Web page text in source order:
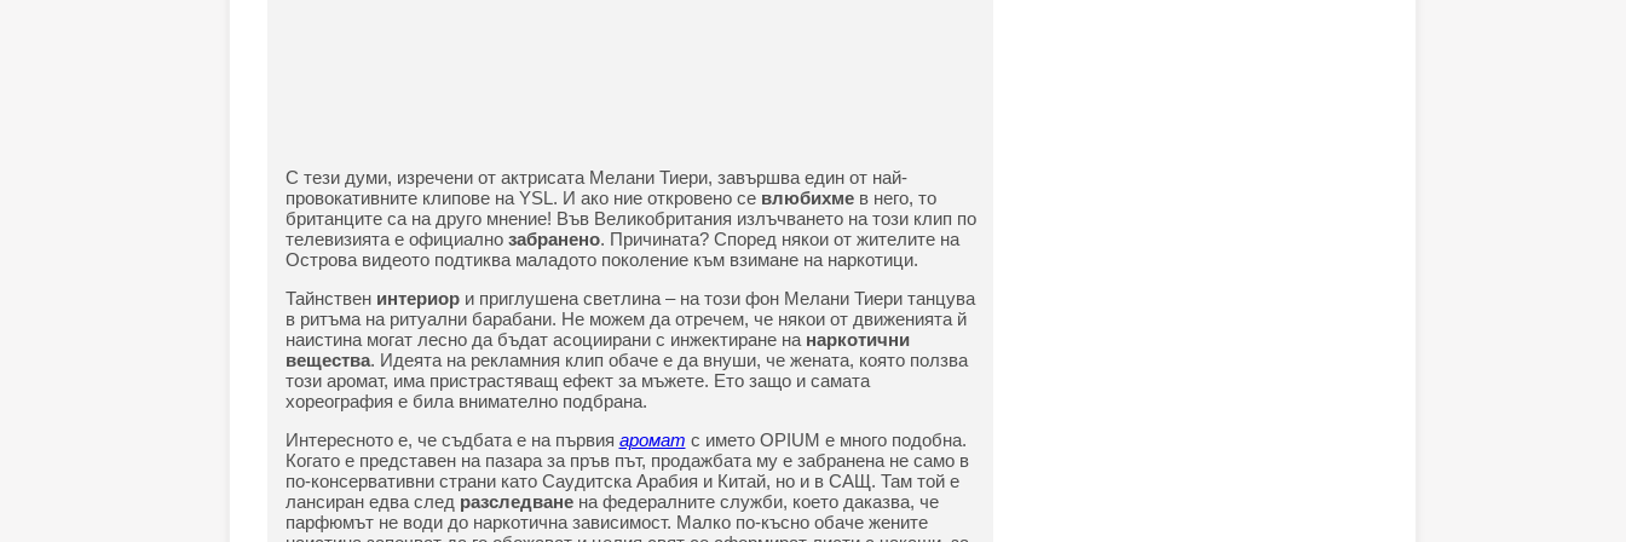
С тези думи, изречени от актрисата Мелани Тиери, завършва един от най-
провокативните клипове на YSL. И ако ние откровено се влюбихме в него, то
британците са на друго мнение! Във Великобритания излъчването на този клип по
телевизията е официално забранено. Причината? Според някои от жителите на
Острова видеото подтиква маладото поколение към взимане на наркотици.
Тайнствен интериори приглушена светлина – на този фон Мелани Тиери танцува
в ритъма на ритуални барабани. Не можем да отречем, че някои от движенията й
наистина могат лесно да бъдат асоциирани с инжектиране на наркотични
вещества. Идеята на рекламния клип обаче е да внуши, че жената, която ползва
този аромат, има пристрастяващ ефект за мъжете. Ето защо и самата
хореография е била внимателно подбрана.
Интересното е, че съдбата е на първия аромат с името OPIUM е много подобна.
Когато е представен на пазара за пръв път, продажбата му е забранена не само в
по-консервативни страни като Саудитска Арабия и Китай, но и в САЩ. Там той е
лансиран едва след разследванена федералните служби, което даказва, че
парфюмът не води до наркотична зависимост. Малко по-късно обаче жените